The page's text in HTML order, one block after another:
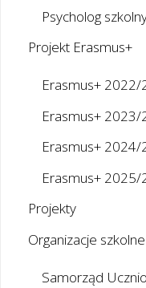
Psycholog
Projekt Erasmus+
Erasmus+ 2022/
Erasmus+ 2023/
Erasmus+ 2024/
Erasmus+ 2025/
Projekty
Organizacje szkolne
Samorząd